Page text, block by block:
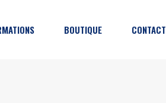
BOUTIQUE CONTACT